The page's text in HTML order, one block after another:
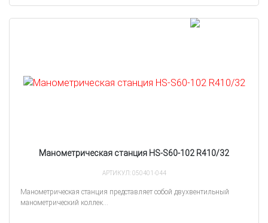
Манометрическая станция HS-S60-102 R410/32
АРТИКУЛ: 050401-044
Манометрическая станция представляет собой двухвентильный
манометрический коллек...